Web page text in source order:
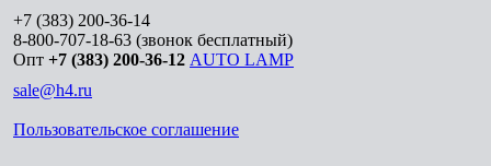
+7 (383) 200-36-14
8-800-707-18-63 (звонок бесплатный)
Опт +7 (383) 200-36-12 AUTO LAMP
sale@h4.ru
Пользовательское соглашение